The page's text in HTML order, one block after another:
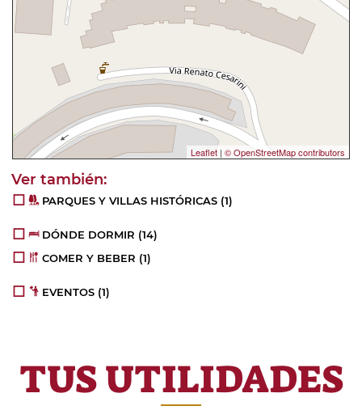
Leaflet | © OpenStreetMap contributors
PARQUES Y VILLAS HISTÓRICAS (1)
DÓNDE DORMIR (14)
COMER Y BEBER (1)
EVENTOS (1)
TUS UTILIDADES